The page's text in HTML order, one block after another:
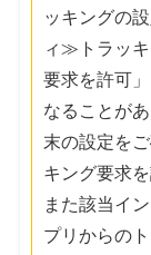
ッキングの
ィ≫トラッ
要求を許可
なることが
末の設定を
キング要求
また該当イ
プリからの